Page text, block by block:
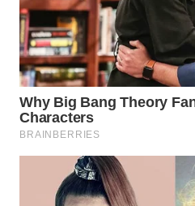
WN
MANDALIKA
WN
LIKUPANG
WN
LABUANBAJO